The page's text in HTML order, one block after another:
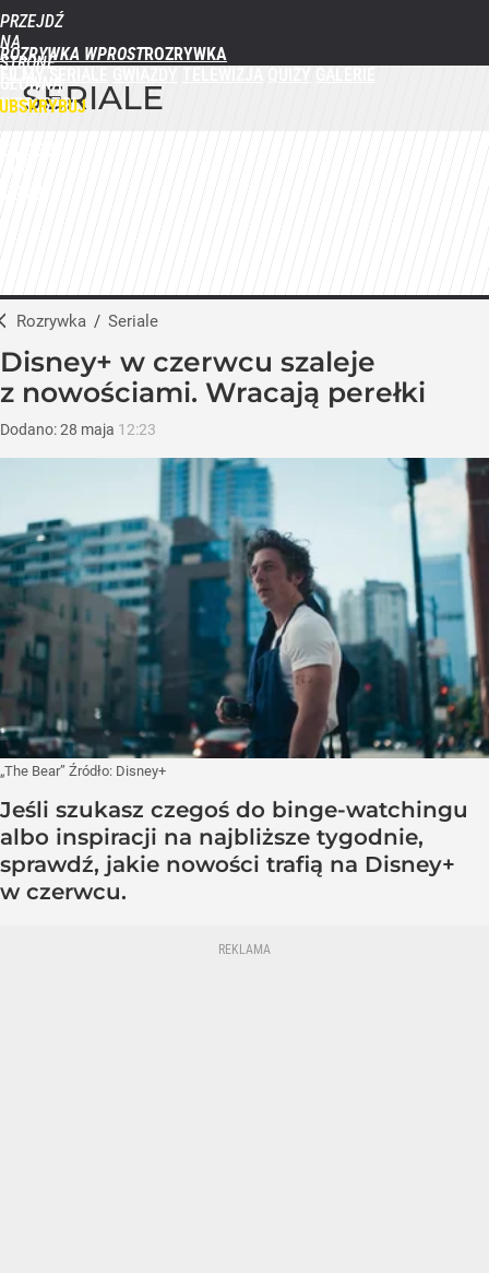
PRZEJDŹ
NA
STRONĘ
GŁÓWNĄ
WPROST.PL
ROZRYWKA WPROST
SERIALE
Rozrywka / Seriale
Disney+ w czerwcu szaleje
z nowościami. Wracają perełki
Dodano:28 maja 12:23
„The Bear” Źródło: Disney+
Jeśli szukasz czegoś do binge-watchingu
albo inspiracji na najbliższe tygodnie,
sprawdź, jakie nowości trafią na Disney+
w czerwcu.